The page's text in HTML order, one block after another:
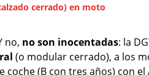
cerrado) en moto
no, no son inocentadas: la
(o modular cerrado), a los
coche (B con tres años) con el